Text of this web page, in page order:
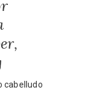
cabelludo